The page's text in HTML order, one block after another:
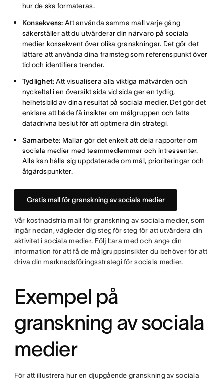
hur de ska formateras.
Konsekvens: Att använda samma mall varje gång
säkerställer att du utvärderar din närvaro på sociala
medier konsekvent över olika granskningar. Det gör det
lättare att använda dina framsteg som referenspunkt över
tid och identifiera trender.
Tydlighet: Att visualisera alla viktiga mätvärden och
nyckeltal i en översikt sida vid sida ger en tydlig,
helhetsbild av dina resultat på sociala medier. Det gör det
enklare att både få insikter om målgruppen och fatta
datadrivna beslut för att optimera din strategi.
Samarbete: Mallar gör det enkelt att dela rapporter om
sociala medier med teammedlemmar och intressenter.
Alla kan hålla sig uppdaterade om mål, prioriteringar och
åtgärdspunkter.
Gratis mall för granskning av sociala medier
Vår kostnadsfria mall för granskning av sociala medier, som
ingår nedan, vägleder dig steg för steg för att utvärdera din
aktivitet i sociala medier. Följ bara med och ange din
information för att få de målgruppsinsikter du behöver för att
driva din marknadsföringsstrategi för sociala medier.
Exempel på
granskning av sociala
medier
För att illustrera hur en djupgående granskning av sociala